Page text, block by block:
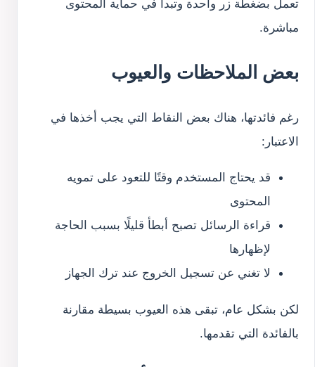
تعمل بضغطة زر واحدة وتبدأ في حماية المحتوى
مباشرة.
بعض الملاحظات والعيوب
رغم فائدتها، هناك بعض النقاط التي يجب أخذها في
الاعتبار:
قد يحتاج المستخدم وقتًا للتعود على تمويه
المحتوى
قراءة الرسائل تصبح أبطأ قليلًا بسبب الحاجة
لإظهارها
لا تغني عن تسجيل الخروج عند ترك الجهاز
لكن بشكل عام، تبقى هذه العيوب بسيطة مقارنة
بالفائدة التي تقدمها.